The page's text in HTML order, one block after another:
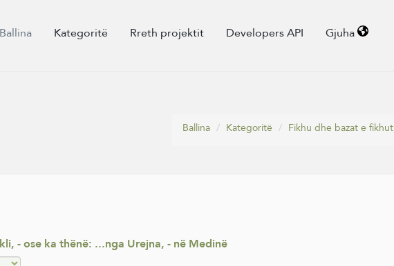
Ballina Kategoritë Rreth projektit Developers API Gjuha
Ballina
Kategoritë Fikhu dhe bazat e fikhut
- ose ka thënë: ...nga Urejna, - në Medinë